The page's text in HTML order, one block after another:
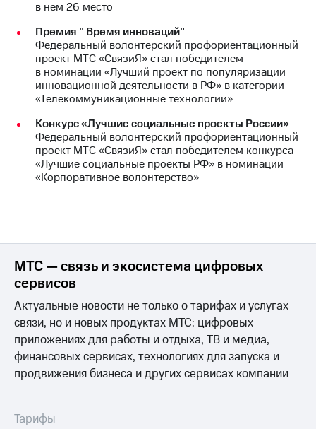
в нем 26 место
Премия " Время инноваций"
Федеральный волонтерский профориентационный
проект МТС «СвязиЯ» стал победителем
в номинации «Лучший проект по популяризации
инновационной деятельности в РФ» в категории
«Телекоммуникационные технологии»
Конкурс «Лучшие социальные проекты России»
Федеральный волонтерский профориентационный
проект МТС «СвязиЯ» стал победителем конкурса
«Лучшие социальные проекты РФ» в номинации
«Корпоративное волонтерство»
МТС — связь и экосистема цифровых
сервисов
Актуальные новости не только о тарифах и услугах
связи, но и новых продуктах МТС: цифровых
приложениях для работы и отдыха, ТВ и медиа,
финансовых сервисах, технологиях для запуска и
продвижения бизнеса и других сервисах компании
Тарифы